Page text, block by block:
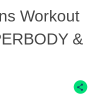
Workout
&